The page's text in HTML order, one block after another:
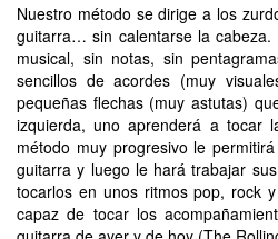
Nuestro método se dirige a los
guitarra… sin calentarse la
musical, sin notas, sin
sencillos de acordes (muy
pequeñas flechas (muy astutas)
izquierda, uno aprenderá a tocar
método muy progresivo le
guitarra y luego le hará trabajar
tocarlos en unos ritmos pop, rock
capaz de tocar los